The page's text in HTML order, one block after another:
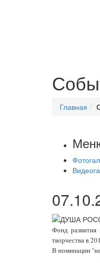
Главная
Фонд развития
творчества в
В номинации